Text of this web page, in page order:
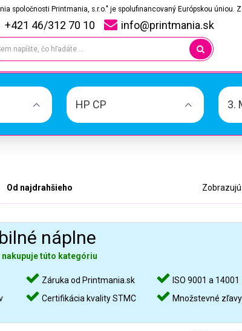
spoločnosti Printmania, s.r.o." je spolufinancovaný Európskou úniou.
+421 46/312 70 10 info@printmania.sk
HP CP 3.
Od najdrahšieho
náplne
nakupuje túto kategóriu
Záruka od Printmania.sk
Certifikácia kvality STMC
ISO 9001 a 14001
Množstevné zľavy